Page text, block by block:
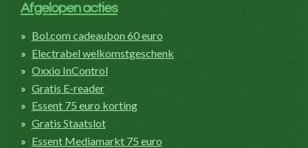
Afgelopen acties
Bol.com cadeaubon 60 euro
Electrabel welkomstgeschenk
Oxxio InControl
Gratis E-reader
Essent 75 euro korting
Gratis Staatslot
Essent Mediamarkt 75 euro